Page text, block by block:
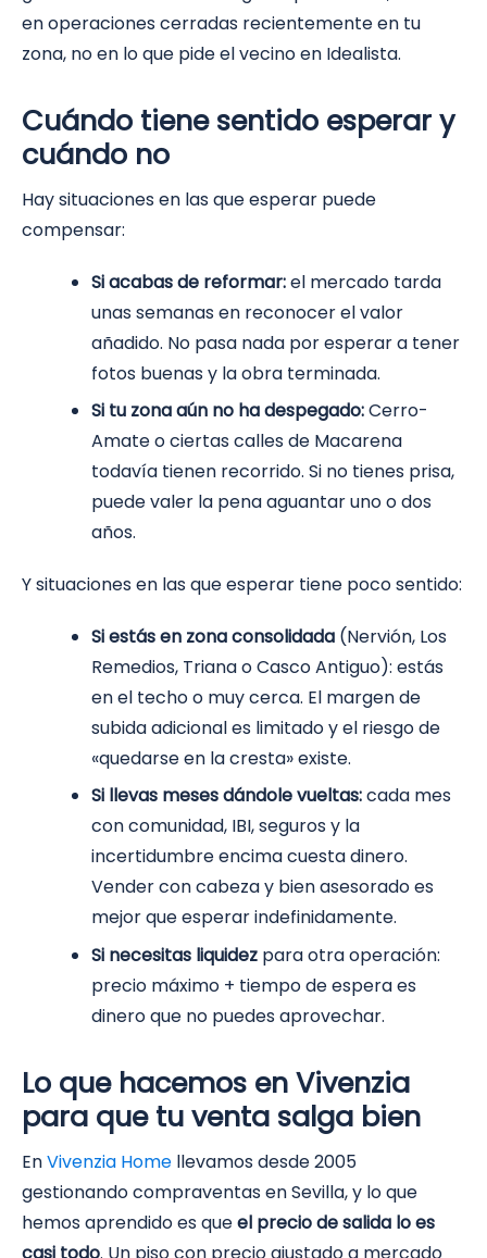
en operaciones cerradas recientemente en tu
zona, no en lo que pide el vecino en Idealista.
Cuándo tiene sentido esperar y
cuándo no
Hay situaciones en las que esperar puede
compensar:
Si acabas de reformar:el mercado tarda
unas semanas en reconocer el valor
añadido. No pasa nada por esperar a tener
fotos buenas y la obra terminada.
Si tu zona aún no ha despegado:Cerro-
Amate o ciertas calles de Macarena
todavía tienen recorrido. Si no tienes prisa,
puede valer la pena aguantar uno o dos
años.
Y situaciones en las que esperar tiene poco sentido:
Si estás en zona consolidada (Nervión, Los
Remedios, Triana o Casco Antiguo): estás
en el techo o muy cerca. El margen de
subida adicional es limitado y el riesgo de
«quedarse en la cresta» existe.
Si llevas meses dándole vueltas:cada mes
con comunidad, IBI, seguros y la
incertidumbre encima cuesta dinero.
Vender con cabeza y bien asesorado es
mejor que esperar indefinidamente.
Si necesitas liquidez para otra operación:
precio máximo + tiempo de espera es
dinero que no puedes aprovechar.
Lo que hacemos en Vivenzia
para que tu venta salga bien
EnVivenzia Home llevamos desde 2005
gestionando compraventas en Sevilla, y lo que
hemos aprendido es queel precio de salida lo es
casi todo. Un piso con precio ajustado a mercado